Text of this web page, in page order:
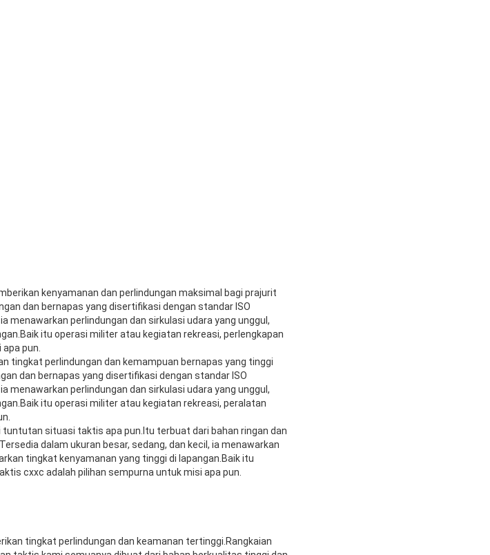
kenyamanan dan perlindungan maksimal bagi prajurit
dan bernapas yang disertifikasi dengan standar ISO
menawarkan perlindungan dan sirkulasi udara yang unggul,
itu operasi militer atau kegiatan rekreasi, perlengkapan
pun.
tingkat perlindungan dan kemampuan bernapas yang tinggi
dan bernapas yang disertifikasi dengan standar ISO
menawarkan perlindungan dan sirkulasi udara yang unggul,
itu operasi militer atau kegiatan rekreasi, peralatan
situasi taktis apa pun.Itu terbuat dari bahan ringan dan
dalam ukuran besar, sedang, dan kecil, ia menawarkan
tingkat kenyamanan yang tinggi di lapangan.Baik itu
cxxc adalah pilihan sempurna untuk misi apa pun.
tingkat perlindungan dan keamanan tertinggi.Rangkaian